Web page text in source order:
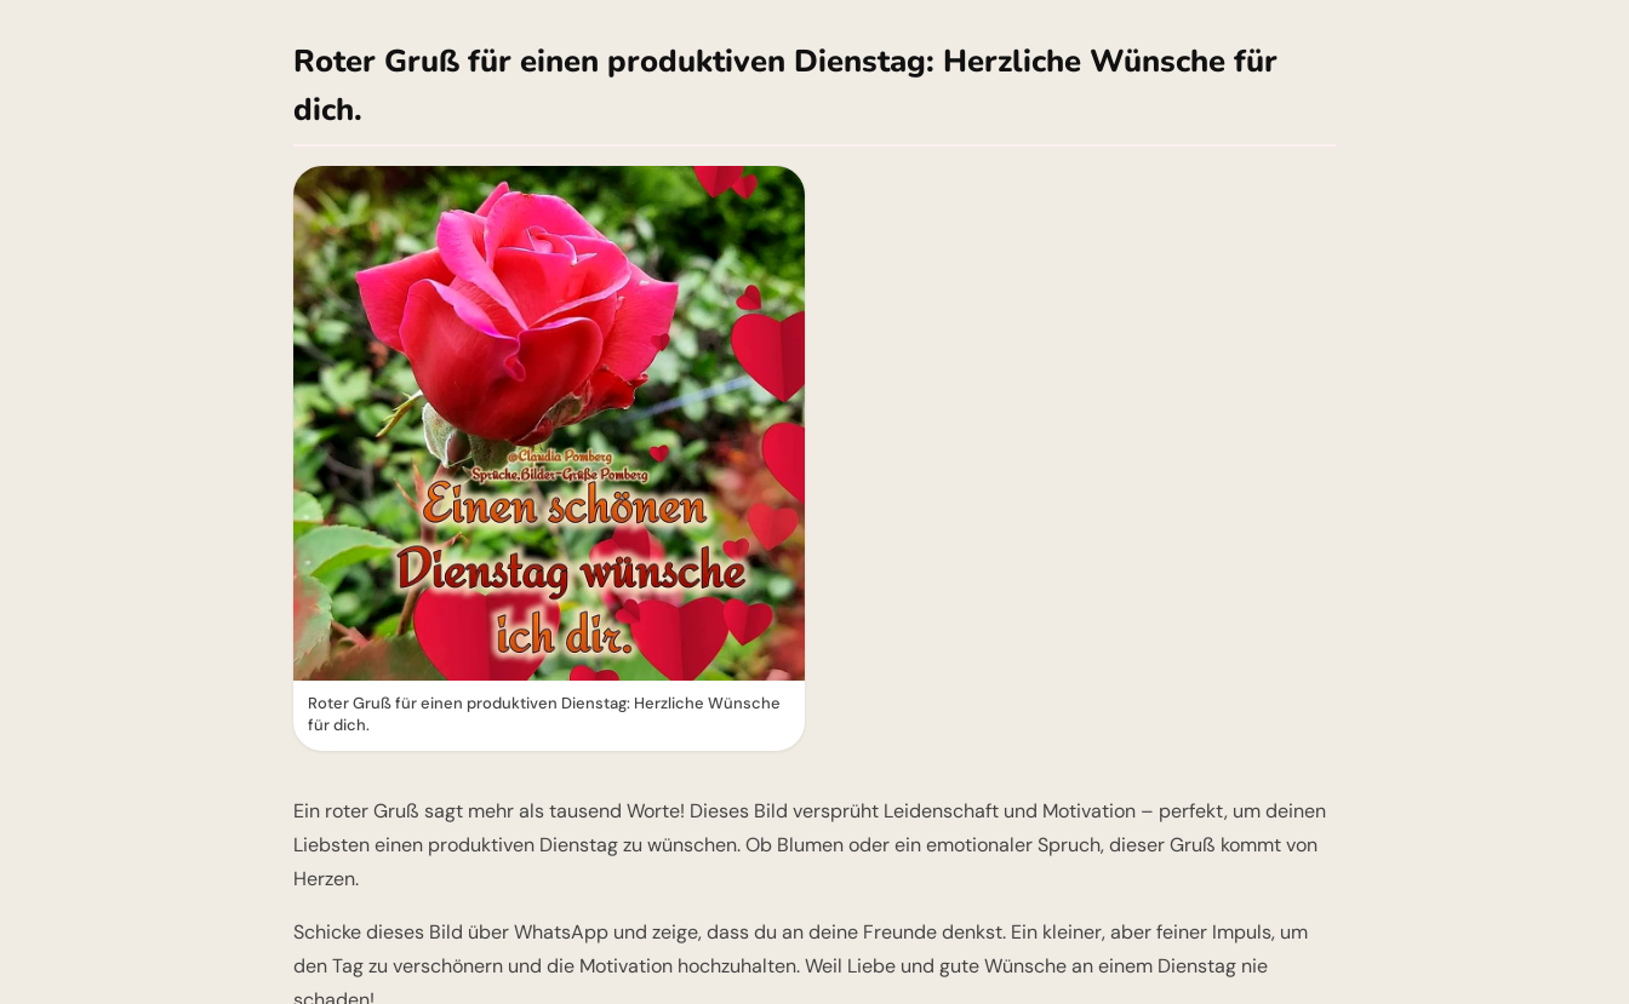
Roter Gruß für einen produktiven Dienstag: Herzliche Wünsche für
dich.
Roter Gruß für einen produktiven Dienstag: Herzliche Wünsche
für dich.
Ein roter Gruß sagt mehr als tausend Worte! Dieses Bild versprüht Leidenschaft und Motivation – perfekt, um deinen
Liebsten einen produktiven Dienstag zu wünschen. Ob Blumen oder ein emotionaler Spruch, dieser Gruß kommt von
Herzen.
Schicke dieses Bild über WhatsApp und zeige, dass du an deine Freunde denkst. Ein kleiner, aber feiner Impuls, um
den Tag zu verschönern und die Motivation hochzuhalten. Weil Liebe und gute Wünsche an einem Dienstag nie